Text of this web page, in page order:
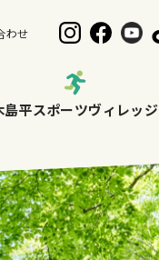
わせ
島平スポーツヴィレッジ